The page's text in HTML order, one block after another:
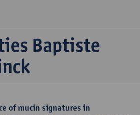
Baptiste
of mucin signatures in